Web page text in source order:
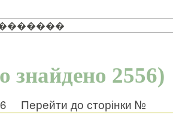
знайдено 2556)
Перейти до сторінки №